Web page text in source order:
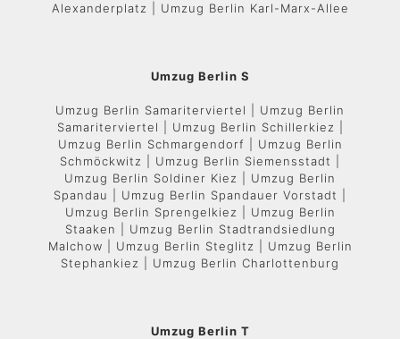
Alexanderplatz | Umzug Berlin Karl-Marx-Allee
Umzug Berlin S
Umzug Berlin Samariterviertel | Umzug Berlin
Samariterviertel | Umzug Berlin Schillerkiez |
Umzug Berlin Schmargendorf | Umzug Berlin
Schmöckwitz | Umzug Berlin Siemensstadt |
Umzug Berlin Soldiner Kiez | Umzug Berlin
Spandau | Umzug Berlin Spandauer Vorstadt |
Umzug Berlin Sprengelkiez | Umzug Berlin
Staaken | Umzug Berlin Stadtrandsiedlung
Malchow | Umzug Berlin Steglitz | Umzug Berlin
Stephankiez | Umzug Berlin Charlottenburg
Umzug Berlin T